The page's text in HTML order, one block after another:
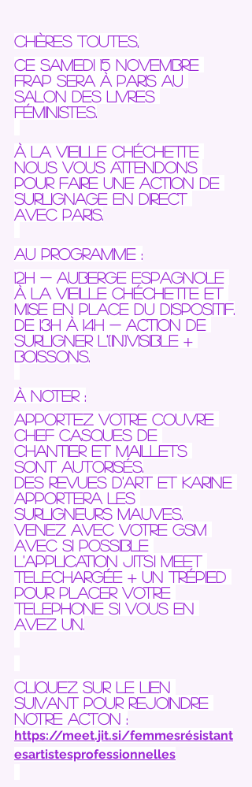
Chères toutes,
Ce samedi 15 novembre
Frap sera à Paris au
salon des livres
féministes.
À la vieille chéchette
nous vous attendons
pour faire une action de
surlignage en direct
avec Paris.
Au programme :
12h - auberge espagnole
à la vieille chéchette et
mise en place du dispositif.
De 13h à 14h - action de
surligner l'(in)visible +
boissons.
À noter :
Apportez votre couvre
chef casques de
chantier et maillets
sont autorisés.
Des revues d'art et Karine
apportera les
surligneurs mauves.
Venez avec votre gsm
avec si possible
l'application JITSI MEET
telechargée + un trépied
pour placer votre
telephone si vous en
avez un.
Cliquez sur le lien
suivant pour rejoindre
notre acton :
https://meet.jit.si/femmesrésistant
esartistesprofessionnelles